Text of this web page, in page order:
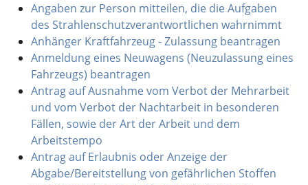
Angaben zur Person mitteilen, die die Aufgaben
des Strahlenschutzverantwortlichen wahrnimmt
Anhänger Kraftfahrzeug - Zulassung beantragen
Anmeldung eines Neuwagens (Neuzulassung eines
Fahrzeugs) beantragen
Antrag auf Ausnahme vom Verbot der Mehrarbeit
und vom Verbot der Nachtarbeit in besonderen
Fällen, sowie der Art der Arbeit und dem
Arbeitstempo
Antrag auf Erlaubnis oder Anzeige der
Abgabe/Bereitstellung von gefährlichen Stoffen